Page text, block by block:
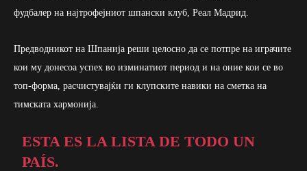
фудбалер на најтрофејниот шпански клуб, Реал Мадрид.
Предводникот на Шпанија реши целосно да се потпре на играчите
кои му донесоа успех во изминатиот период и на оние кои се во
топ-форма, расчистувајќи ги клупските навики на сметка на
тимската хармонија.
ESTA ES LA LISTA DE TODO UN
PAÍS.